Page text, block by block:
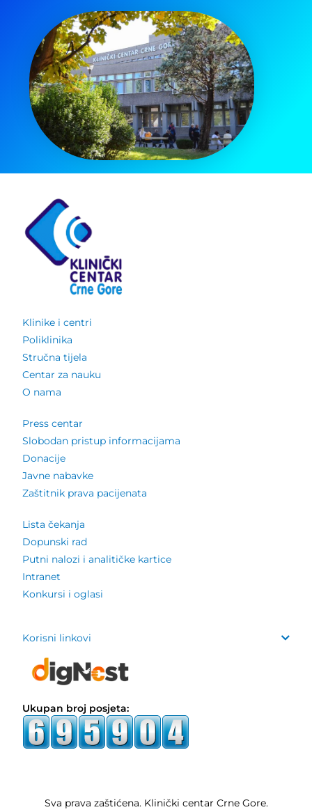
Klinike i centri
Poliklinika
Stručna tijela
Centar za nauku
O nama
Press centar
Slobodan pristup informacijama
Donacije
Javne nabavke
Zaštitnik prava pacijenata
Lista čekanja
Dopunski rad
Putni nalozi i analitičke kartice
Intranet
Konkursi i oglasi
Korisni linkovi
Ukupan broj posjeta:
Sva prava zaštićena. Klinički centar Crne Gore.